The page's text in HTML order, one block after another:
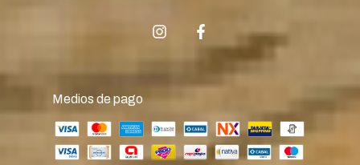
Medios de pago